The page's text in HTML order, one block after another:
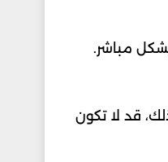
مباشر.
قد لا تكون